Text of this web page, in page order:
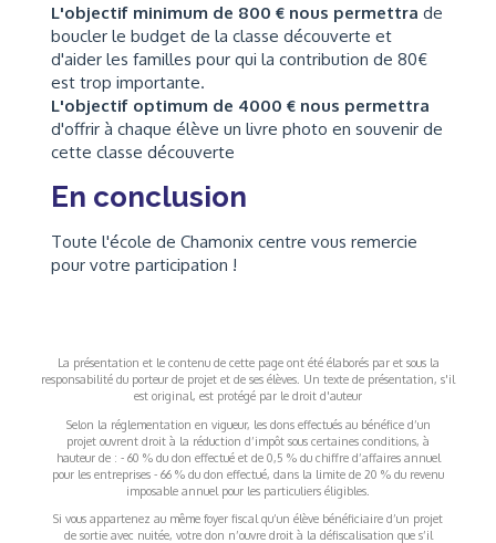
L'objectif minimum de 800 € nous permettra de
boucler le budget de la classe découverte et
d'aider les familles pour qui la contribution de 80€
est trop importante.
L'objectif optimum de 4000 € nous permettra
d'offrir à chaque élève un livre photo en souvenir de
cette classe découverte
En conclusion
Toute l'école de Chamonix centre vous remercie
pour votre participation !
La présentation et le contenu de cette page ont été élaborés par et sous la
responsabilité du porteur de projet et de ses élèves. Un texte de présentation, s'il
est original, est protégé par le droit d'auteur
Selon la réglementation en vigueur, les dons effectués au bénéfice d’un
projet ouvrent droit à la réduction d’impôt sous certaines conditions, à
hauteur de : - 60 % du don effectué et de 0,5 % du chiffre d’affaires annuel
pour les entreprises - 66 % du don effectué, dans la limite de 20 % du revenu
imposable annuel pour les particuliers éligibles.
Si vous appartenez au même foyer fiscal qu’un élève bénéficiaire d’un projet
de sortie avec nuitée, votre don n’ouvre droit à la défiscalisation que s’il